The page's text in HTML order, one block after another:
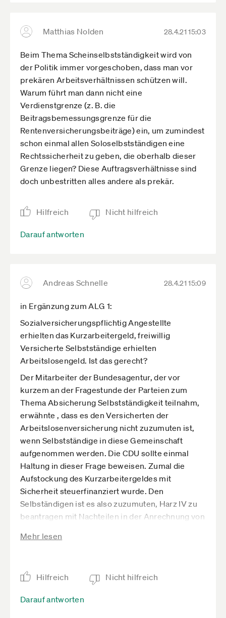
Matthias Nolden 28.4.21 15:03
Beim Thema Scheinselbstständigkeit wird von
der Politik immer vorgeschoben, dass man vor
prekären Arbeitsverhältnissen schützen will.
Warum führt man dann nicht eine
Verdienstgrenze (z. B. die
Beitragsbemessungsgrenze für die
Rentenversicherungsbeiträge) ein, um zumindest
schon einmal allen Soloselbstständigen eine
Rechtssicherheit zu geben, die oberhalb dieser
Grenze liegen? Diese Auftragsverhältnisse sind
doch unbestritten alles andere als prekär.
Hilfreich Nicht hilfreich
Darauf antworten
Andreas Schnelle 28.4.21 15:09
in Ergänzung zum ALG 1:
Sozialversicherungspflichtig Angestellte
erhielten das Kurzarbeitergeld, freiwillig
Versicherte Selbstständige erhielten
Arbeitslosengeld. Ist das gerecht?
Der Mitarbeiter der Bundesagentur, der vor
kurzem an der Fragestunde der Parteien zum
Thema Absicherung Selbstständigkeit teilnahm,
erwähnte , dass es den Versicherten der
Arbeitslosenversicherung nicht zuzumuten ist,
wenn Selbstständige in diese Gemeinschaft
aufgenommen werden. Die CDU sollte einmal
Haltung in dieser Frage beweisen. Zumal die
Aufstockung des Kurzarbeitergeldes mit
Sicherheit steuerfinanziert wurde. Den
Selbständigen ist es also zuzumuten, Harz IV zu
beantragen mit Nachteilen in der Anrechnung von
Gleicher Beitrag für Ungelernte, Gelernte,
Meister, Facharbeiter und Techniker/Studierte,
aber unterschiedlicher Leistungsanspruch (Allein
Mehr lesen
Hilfreich Nicht hilfreich
Darauf antworten